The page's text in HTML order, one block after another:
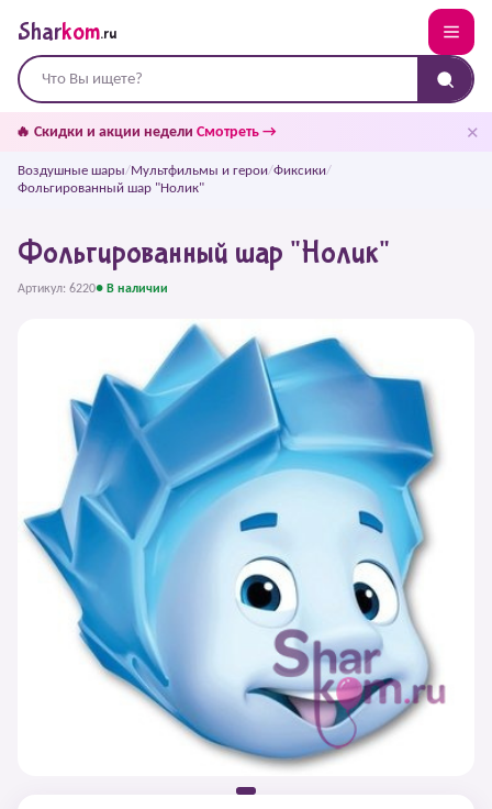
Sharkom.ru
🔥 Скидки и акции недели Смотреть → ✕
Воздушные шары/Мультфильмы и герои/Фиксики/
Фольгированный шар "Нолик"
Фольгированный шар "Нолик"
Артикул: 6220● В наличии